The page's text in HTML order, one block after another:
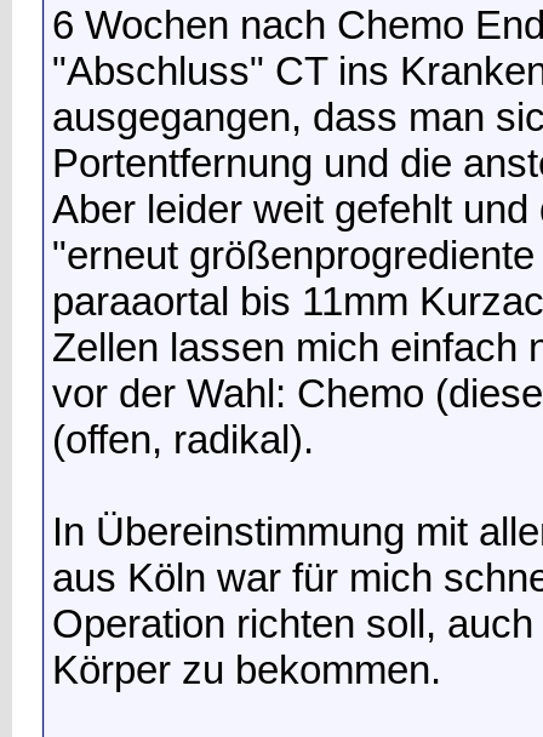
6 Wochen nach Chemo
"Abschluss" CT ins
ausgegangen, dass man
Portentfernung und die
Aber leider weit gefehlt
"erneut
paraaortal bis 11mm
Zellen lassen mich einfach
vor der Wahl: Chemo
(offen, radikal).
In Übereinstimmung mit
aus Köln war für mich
Operation richten soll,
Körper zu bekommen.